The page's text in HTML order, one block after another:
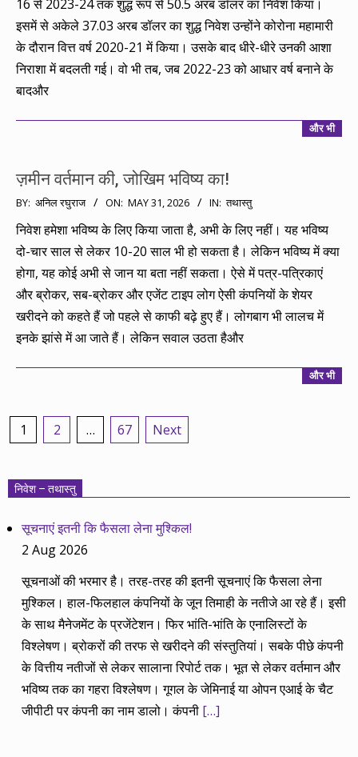
16 से 2023-24 तक शुद्ध रूप से 50.5 अरब डॉलर का निवेश किया।
इसमें से अकेले 37.03 अरब डॉलर का शुद्ध निवेश उन्होंने कोरोना महामारी
के दौरान वित्त वर्ष 2020-21 में किया। उसके बाद धीरे-धीरे उनकी आशा
निराशा में बदलती गई। वो भी तब, जब 2022-23 को आधार वर्ष बनाने के
बादऔर
और भी
ज़मीन वर्तमान की, जोखिम भविष्य का!
2026-
05-
31
BY: अनिल रघुराज ON: MAY 31, 2026 IN: तथास्तु
निवेश हमेशा भविष्य के लिए किया जाता है, अभी के लिए नहीं। यह भविष्य
दो-चार साल से लेकर 10-20 साल भी हो सकता है। लेकिन भविष्य में क्या
होगा, यह कोई अभी से जान या बता नहीं सकता। ऐसे में पत्र-पत्रिकाएं
और ब्रोकर, सब-ब्रोकर और एजेंट टाइप लोग ऐसी कंपनियों के शेयर
खरीदने को कहते हैं जो पहले से काफी बढ़े हुए हैं। लोगबाग भी लालच में
इनके झांसे में आ जाते हैं। लेकिन सवाल उठता हैऔर
और भी
Posts
1 2 … 67 Next
निवेश – तथास्तु
सूचनाएं इतनी कि फैसला लेना मुश्किल!
2 Aug 2026
सूचनाओं की भरमार है। तरह-तरह की इतनी सूचनाएं कि फैसला लेना
मुश्किल। हाल-फिलहाल कंपनियों के जून तिमाही के नतीजे आ रहे हैं। इसी
के साथ मैनेजमेंट के प्रजेंटेशन। फिर भांति-भांति के एनालिस्टों के
विश्लेषण। ब्रोकरों की तरफ से खरीदने की संस्तुतियां। सबके पीछे कंपनी
के वित्तीय नतीजों से लेकर सालाना रिपोर्ट तक। भूत से लेकर वर्तमान और
भविष्य तक का गहरा विश्लेषण। गूगल के जेमिनाई या ओपन एआई के चैट
जीपीटी पर कंपनी का नाम डालो। कंपनी […]